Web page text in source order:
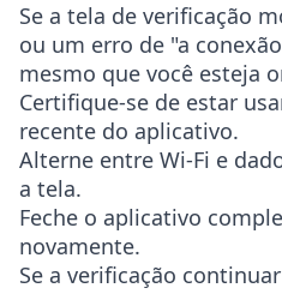
Se a tela de verificação
ou um erro de "a
mesmo que você esteja
Certifique-se de estar
recente do aplicativo.
Alterne entre Wi-Fi e
a tela.
Feche o aplicativo
novamente.
Se a verificação